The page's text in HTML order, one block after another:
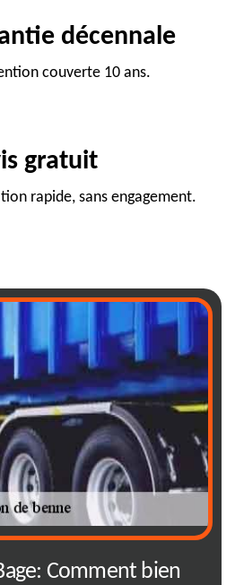
décennale
couverte 10 ans.
gratuit
rapide, sans engagement.
Comment bien